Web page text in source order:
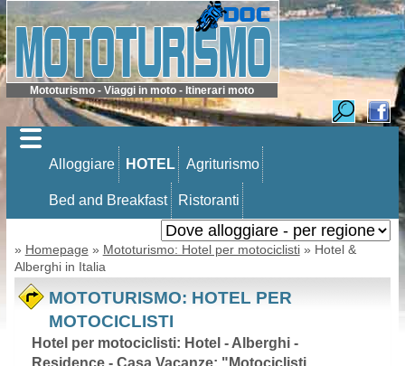
Mototurismo - Viaggi in moto - Itinerari moto
Alloggiare HOTEL Agriturismo
Bed and Breakfast Ristoranti
» Homepage » Mototurismo: Hotel per motociclisti» Hotel &
Alberghi in Italia
MOTOTURISMO: HOTEL PER
MOTOCICLISTI
Hotel per motociclisti: Hotel - Alberghi -
Residence - Casa Vacanze: "Motociclisti